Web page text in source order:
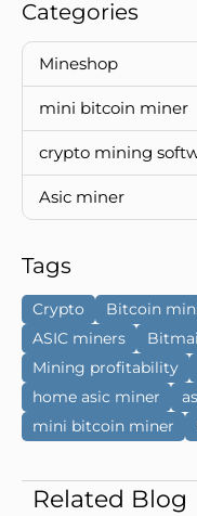
Categories
Mineshop
mini bitcoin miner
crypto mining
Asic miner
Tags
Crypto Bitcoin
ASIC miners
Mining profitability
home asic miner
mini bitcoin miner
Related Blog